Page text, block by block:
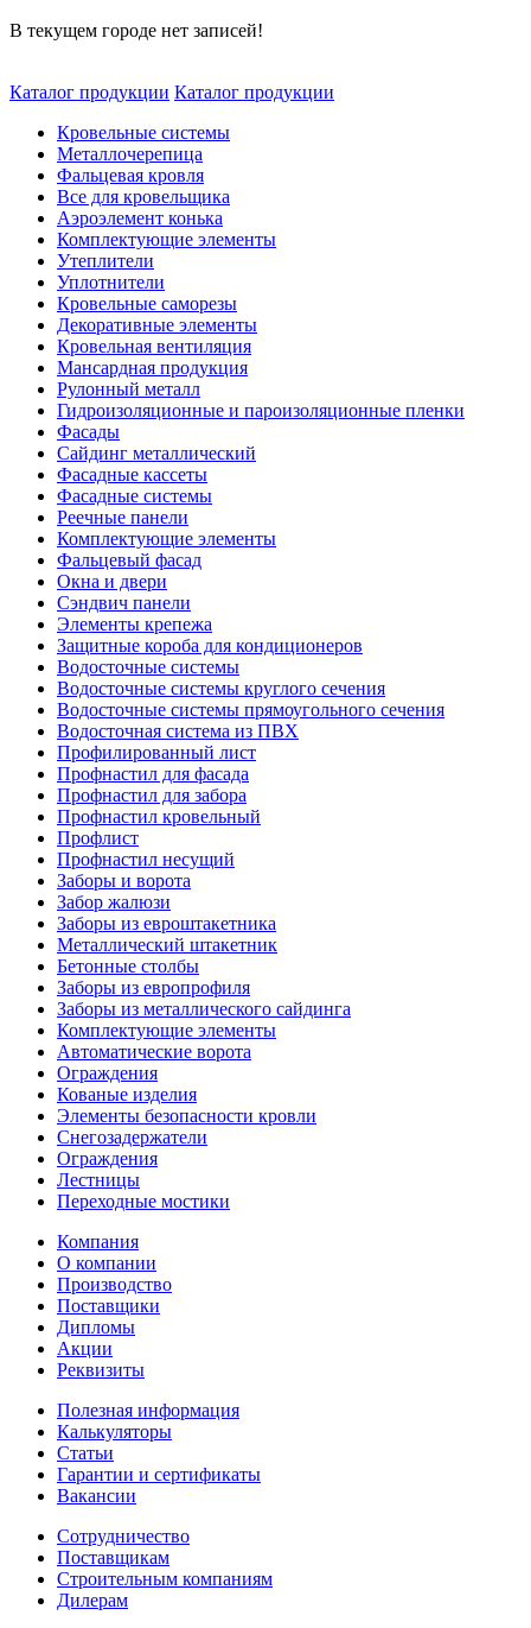
В текущем городе нет записей!
Каталог продукции Каталог продукции
Кровельные системы
Металлочерепица
Фальцевая кровля
Все для кровельщика
Аэроэлемент конька
Комплектующие элементы
Утеплители
Уплотнители
Кровельные саморезы
Декоративные элементы
Кровельная вентиляция
Мансардная продукция
Рулонный металл
Гидроизоляционные и пароизоляционные пленки
Фасады
Сайдинг металлический
Фасадные кассеты
Фасадные системы
Реечные панели
Комплектующие элементы
Фальцевый фасад
Окна и двери
Сэндвич панели
Элементы крепежа
Защитные короба для кондиционеров
Водосточные системы
Водосточные системы круглого сечения
Водосточные системы прямоугольного сечения
Водосточная система из ПВХ
Профилированный лист
Профнастил для фасада
Профнастил для забора
Профнастил кровельный
Профлист
Профнастил несущий
Заборы и ворота
Забор жалюзи
Заборы из евроштакетника
Металлический штакетник
Бетонные столбы
Заборы из европрофиля
Заборы из металлического сайдинга
Комплектующие элементы
Автоматические ворота
Ограждения
Кованые изделия
Элементы безопасности кровли
Снегозадержатели
Ограждения
Лестницы
Переходные мостики
Компания
О компании
Производство
Поставщики
Дипломы
Акции
Реквизиты
Полезная информация
Калькуляторы
Статьи
Гарантии и сертификаты
Вакансии
Сотрудничество
Поставщикам
Строительным компаниям
Дилерам